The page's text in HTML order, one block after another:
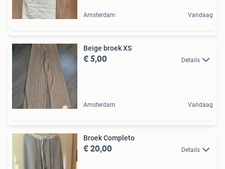
Amsterdam Vandaag
Beige broek XS
€ 5,00 Details
Amsterdam Vandaag
Broek Completo
€ 20,00 Details